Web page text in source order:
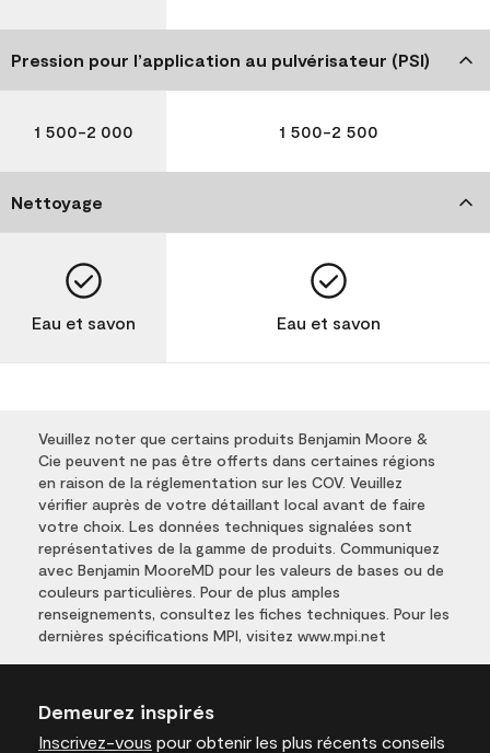
Pression pour l’application au pulvérisateur (PSI)
1 500-2 000 1 500-2 500
Nettoyage
Eau et savon Eau et savon
Veuillez noter que certains produits Benjamin Moore &
Cie peuvent ne pas être offerts dans certaines régions
en raison de la réglementation sur les COV. Veuillez
vérifier auprès de votre détaillant local avant de faire
votre choix. Les données techniques signalées sont
représentatives de la gamme de produits. Communiquez
avec Benjamin MooreMD pour les valeurs de bases ou de
couleurs particulières. Pour de plus amples
renseignements, consultez les fiches techniques. Pour les
dernières spécifications MPI, visitez www.mpi.net
Demeurez inspirés
Inscrivez-vous pour obtenir les plus récents conseils